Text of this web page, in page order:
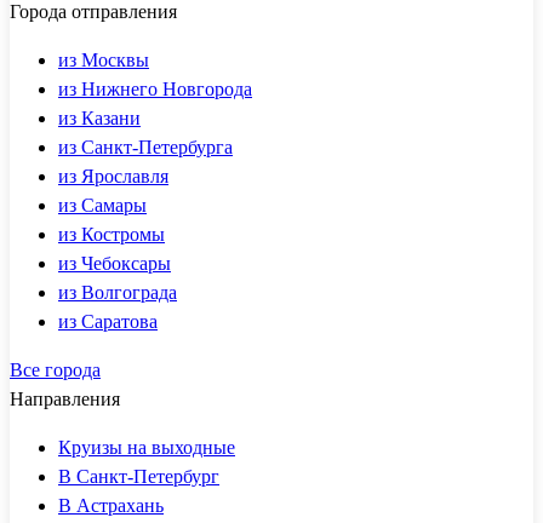
Города отправления
из Москвы
из Нижнего Новгорода
из Казани
из Санкт-Петербурга
из Ярославля
из Самары
из Костромы
из Чебоксары
из Волгограда
из Саратова
Все города
Направления
Круизы на выходные
В Санкт-Петербург
В Астрахань